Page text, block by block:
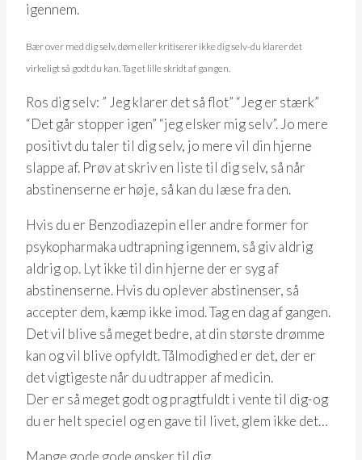
igennem.
Bær over med dig selv, døm eller kritiserer ikke dig selv-du klarer det
virkeligt så godt du kan. Tag et lille skridt af gangen.
Ros dig selv: ” Jeg klarer det så flot” “Jeg er stærk”
“Det går stopper igen” “jeg elsker mig selv”. Jo mere
positivt du taler til dig selv, jo mere vil din hjerne
slappe af. Prøv at skriv en liste til dig selv, så når
abstinenserne er høje, så kan du læse fra den.
Hvis du er Benzodiazepin eller andre former for
psykopharmaka udtrapning igennem, så giv aldrig
aldrig op. Lyt ikke til din hjerne der er syg af
abstinenserne. Hvis du oplever abstinenser, så
accepter dem, kæmp ikke imod. Tag en dag af gangen.
Det vil blive så meget bedre, at din største drømme
kan og vil blive opfyldt. Tålmodighed er det, der er
det vigtigeste når du udtrapper af medicin.
Der er så meget godt og pragtfuldt i vente til dig-og
du er helt speciel og en gave til livet, glem ikke det…
Mange gode gode ønsker til dig…